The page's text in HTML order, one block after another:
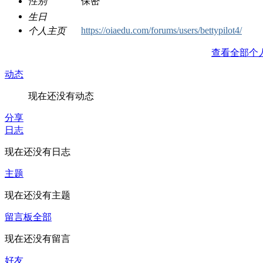
生日
个人主页
https://oiaedu.com/forums/users/bettypilot4/
查看全部个
动态
现在还没有动态
分享
日志
现在还没有日志
主题
现在还没有主题
留言板全部
现在还没有留言
好友